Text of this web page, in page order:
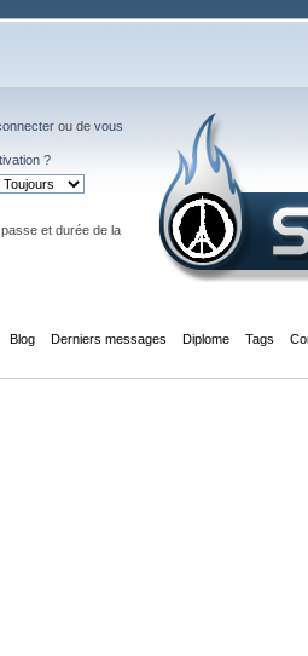
ou de vous
?
et durée de la
Blog Derniers messages Diplome Tags